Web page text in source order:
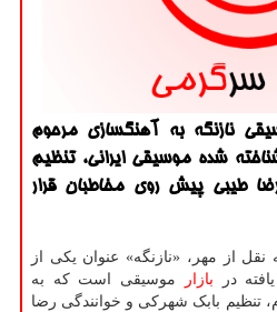
نازنگه به آهنگسازی مرحوم
شده موسیقی ایرانی، تنظیم
طیبی پیش روی مخاطبان قرار
از مهر، «نازنگه» عنوان یکی از
در بازار
موسیقی است که به
تنظیم بابک شهرکی و خوانندگی رضا